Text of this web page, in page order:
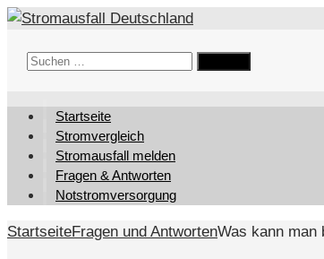
Suchen
Startseite
Stromvergleich
Stromausfall melden
Fragen & Antworten
Notstromversorgung
StartseiteFragen und AntwortenWas kann man